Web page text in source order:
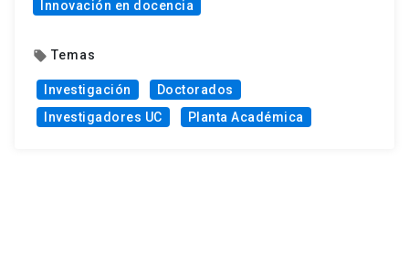
Innovación en docencia
local_offer Temas
Investigación
Doctorados
Investigadores UC
Planta Académica